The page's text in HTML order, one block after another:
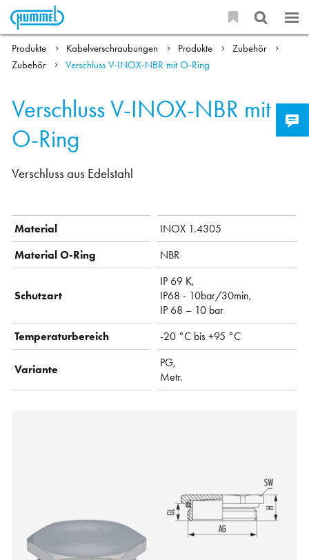
Produkte Kabelverschraubungen Produkte
Zubehör
Zubehör
Verschluss V-INOX-NBR mit O-Ring
Verschluss V-INOX-NBR mit
O-Ring
Verschluss aus Edelstahl
Material
INOX 1.4305
Material O-Ring
NBR
Schutzart
IP 69 K,
IP68 - 10bar/30min,
IP 68 – 10 bar
Temperaturbereich
-20 °C bis +95 °C
Variante
PG,
Metr.